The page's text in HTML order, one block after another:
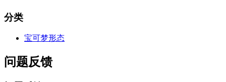
分类
宝可梦形态
问题反馈